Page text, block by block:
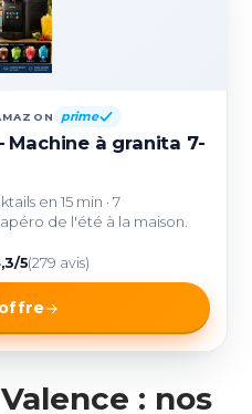
prime
Machine à granita 7-
en 15 min · 7
de l'été à la maison.
5(279 avis)
: nos